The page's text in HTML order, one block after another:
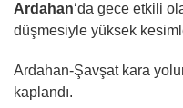
Ardahan‘da gece etkili
düşmesiyle yüksek
Ardahan-Şavşat kara
kaplandı.